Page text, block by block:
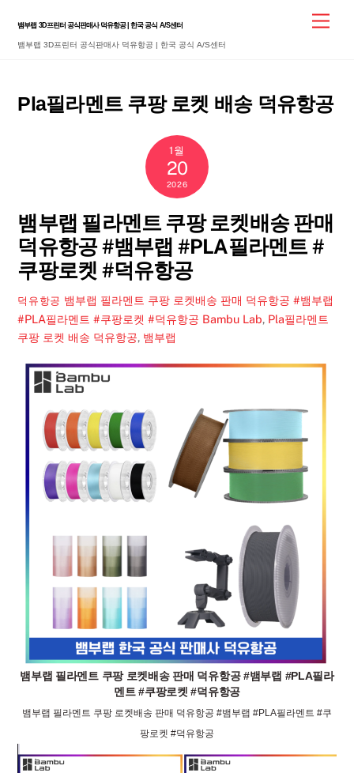
content
뱀부랩 3D프린터 공식판매사 덕유항공 | 한국 공식 A/S센터
뱀부랩 3D프린터 공식판매사 덕유항공 | 한국 공식 A/S센터
Pla필라멘트 쿠팡 로켓 배송 덕유항공
1월
20
2026
뱀부랩 필라멘트 쿠팡 로켓배송 판매
덕유항공 #뱀부랩 #PLA필라멘트 #
쿠팡로켓 #덕유항공
덕유항공 뱀부랩 필라멘트 쿠팡 로켓배송 판매 덕유항공 #뱀부랩
#PLA필라멘트 #쿠팡로켓 #덕유항공 Bambu Lab, Pla필라멘트
쿠팡 로켓 배송 덕유항공, 뱀부랩
뱀부랩 필라멘트 쿠팡 로켓배송 판매 덕유항공 #뱀부랩 #PLA필라
멘트 #쿠팡로켓 #덕유항공
뱀부랩 필라멘트 쿠팡 로켓배송 판매 덕유항공 #뱀부랩 #PLA필라멘트 #쿠
팡로켓 #덕유항공